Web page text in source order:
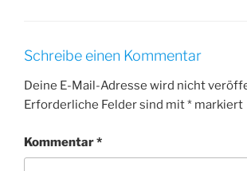
Schreibe einen Kommentar
Deine E-Mail-Adresse wird nicht
Erforderliche Felder sind mit* markiert
Kommentar*